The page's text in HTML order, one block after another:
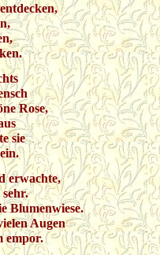
Rose,
sie
erwachte,
Blumenwiese.
Augen
empor.